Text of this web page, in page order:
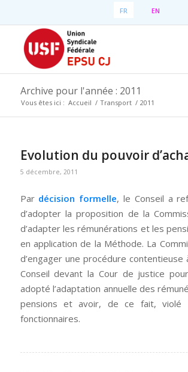
FR EN
Archive pour l'année : 2011
Vous êtes ici : Accueil / Transport / 2011
Evolution du pouvoir
5 décembre, 2011
Par décision formelle, le Conseil a
d’adopter la proposition de la
d’adapter les rémunérations et les
en application de la Méthode. La
d’engager une procédure contentieuse
Conseil devant la Cour de justice
adopté l’adaptation annuelle des
pensions et avoir, de ce fait, violé
fonctionnaires.